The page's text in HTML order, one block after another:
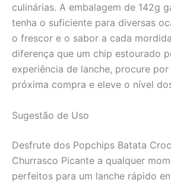
culinárias. A embalagem de 142g
tenha o suficiente para diversas
o frescor e o sabor a cada
diferença que um chip estourado
experiência de lanche, procure por
próxima compra e eleve o nível
Sugestão de Uso
Desfrute dos Popchips Batata
Churrasco Picante a qualquer
perfeitos para um lanche rápido